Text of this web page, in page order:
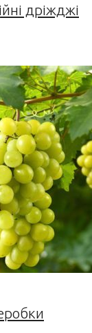
дріжджі